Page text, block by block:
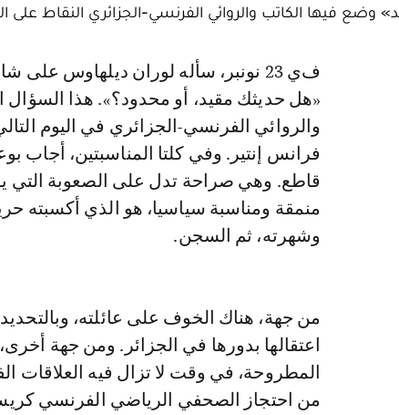
وضع فيها الكاتب والروائي الفرنسي-الجزائري النقاط على
في 23 نونبر، سأله لوران ديلهاوس على شاشة نشرة أخبار قناة فرانس 2 قائلا:
«هل حديثك مقيد، أو محدود؟». هذا
والروائي الفرنسي-الجزائري في اليوم
فرانس إنتير. وفي كلتا المناسبتين، أجاب
قاطع. وهي صراحة تدل على الصعوبة التي
منمقة ومناسبة سياسيا، هو الذي أكسبته
وشهرته، ثم السجن.
من جهة، هناك الخوف على عائلته،
اعتقالها بدورها في الجزائر. ومن جهة
المطروحة، في وقت لا تزال فيه العلاقات
من احتجاز الصحفي الرياضي الفرنسي